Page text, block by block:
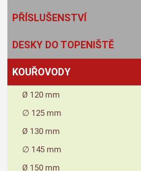
PŘÍSLUŠENSTVÍ
DESKY DO TOPENIŠTĚ
KOUŘOVODY
Ø 120 mm
∅ 125 mm
Ø 130 mm
∅ 145 mm
Ø 150 mm